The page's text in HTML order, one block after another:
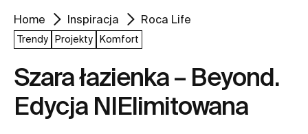
Home Inspiracja Roca Life
Trendy Projekty Komfort
Szara łazienka – Beyond.
Edycja NIElimitowana